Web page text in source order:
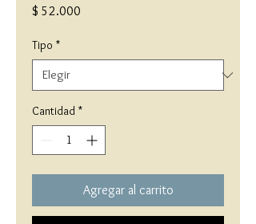
$ 52.000
Tipo *
Cantidad *
Agregar al carrito